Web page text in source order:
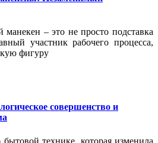
– это не просто подставка
участник рабочего процесса,
фигуру
совершенство и
бытовой технике, которая изменила